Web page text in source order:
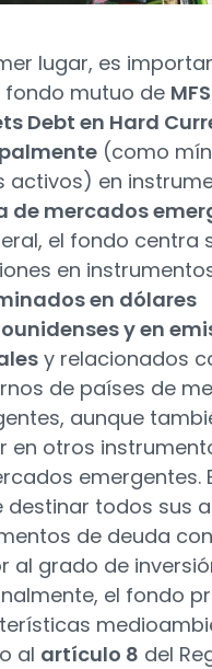
lugar, es
fondo mutuo de
Debt en Hard
(como
activos) en
de mercados
el fondo centra
en
en dólares
y en
y relacionados
de países de
aunque
en otros
emergentes.
destinar todos sus
de deuda
al grado de
el fondo
al artículo 8 del